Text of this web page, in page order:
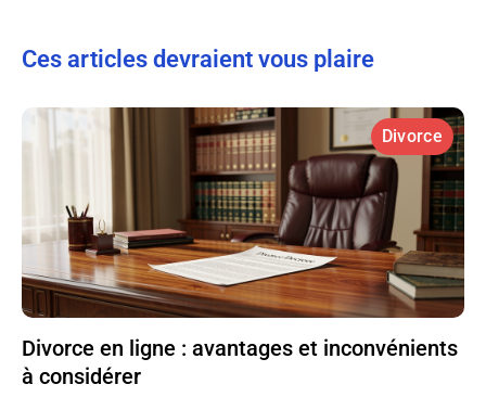
Ces articles devraient vous plaire
Divorce
Divorce en ligne : avantages et inconvénients
à considérer